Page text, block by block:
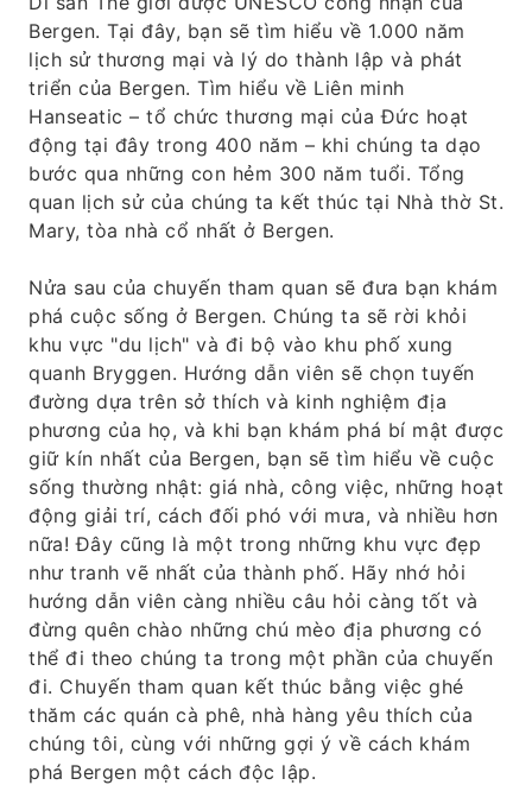
Bergen. Tại đây, bạn sẽ tìm hiểu về 1.000 năm
lịch sử thương mại và lý do thành lập và phát
triển của Bergen. Tìm hiểu về Liên minh
Hanseatic – tổ chức thương mại của Đức hoạt
động tại đây trong 400 năm – khi chúng ta dạo
bước qua những con hẻm 300 năm tuổi. Tổng
quan lịch sử của chúng ta kết thúc tại Nhà thờ St.
Mary, tòa nhà cổ nhất ở Bergen.
Nửa sau của chuyến tham quan sẽ đưa bạn khám
phá cuộc sống ở Bergen. Chúng ta sẽ rời khỏi
khu vực "du lịch" và đi bộ vào khu phố xung
quanh Bryggen. Hướng dẫn viên sẽ chọn tuyến
đường dựa trên sở thích và kinh nghiệm địa
phương của họ, và khi bạn khám phá bí mật được
giữ kín nhất của Bergen, bạn sẽ tìm hiểu về cuộc
sống thường nhật: giá nhà, công việc, những hoạt
động giải trí, cách đối phó với mưa, và nhiều hơn
nữa! Đây cũng là một trong những khu vực đẹp
như tranh vẽ nhất của thành phố. Hãy nhớ hỏi
hướng dẫn viên càng nhiều câu hỏi càng tốt và
đừng quên chào những chú mèo địa phương có
thể đi theo chúng ta trong một phần của chuyến
đi. Chuyến tham quan kết thúc bằng việc ghé
thăm các quán cà phê, nhà hàng yêu thích của
chúng tôi, cùng với những gợi ý về cách khám
phá Bergen một cách độc lập.